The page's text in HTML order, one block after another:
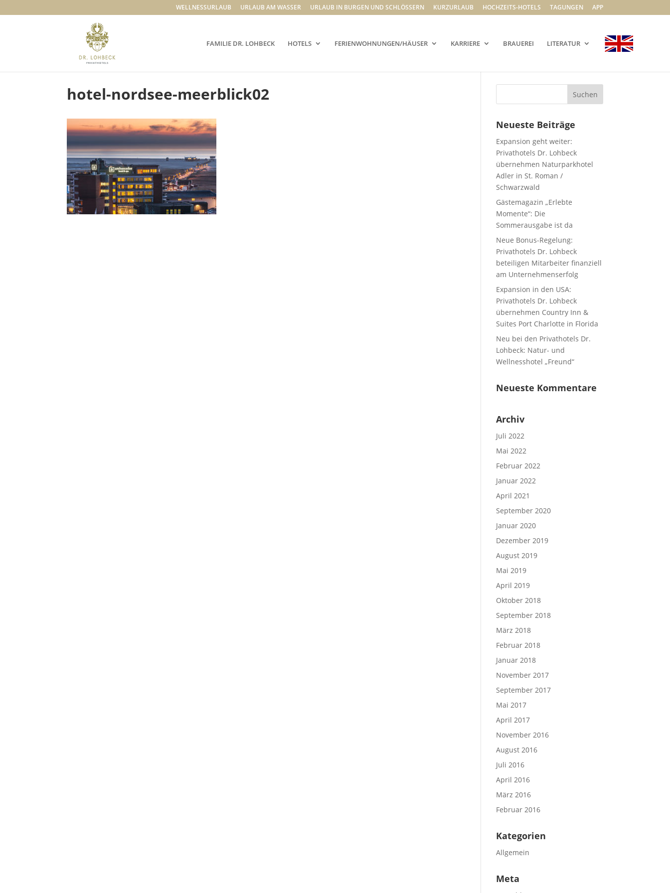
WELLNESSURLAUB URLAUB AM WASSER URLAUB IN BURGEN UND SCHLÖSSERN KURZURLAUB HOCHZEITS-HOTELS TAGUNGEN APP
FAMILIE DR. LOHBECK HOTELS FERIENWOHNUNGEN/HÄUSER KARRIERE BRAUEREI LITERATUR
hotel-nordsee-meerblick02
Neueste Beiträge
Expansion geht weiter:
Privathotels Dr. Lohbeck
übernehmen Naturparkhotel
Adler in St. Roman /
Schwarzwald
Gästemagazin „Erlebte
Momente“: Die
Sommerausgabe ist da
Neue Bonus-Regelung:
Privathotels Dr. Lohbeck
beteiligen Mitarbeiter finanziell
am Unternehmenserfolg
Expansion in den USA:
Privathotels Dr. Lohbeck
übernehmen Country Inn &
Suites Port Charlotte in Florida
Neu bei den Privathotels Dr.
Lohbeck: Natur- und
Wellnesshotel „Freund“
Neueste Kommentare
Archiv
Juli 2022
Mai 2022
Februar 2022
Januar 2022
April 2021
September 2020
Januar 2020
Dezember 2019
August 2019
Mai 2019
April 2019
Oktober 2018
September 2018
März 2018
Februar 2018
Januar 2018
November 2017
September 2017
Mai 2017
April 2017
November 2016
August 2016
Juli 2016
April 2016
März 2016
Februar 2016
Kategorien
Allgemein
Meta